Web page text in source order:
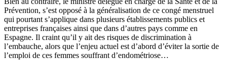
Prévention, s’est opposé à la généralisation de ce congé menstruel
qui pourtant s’applique dans plusieurs établissements publics et
entreprises françaises ainsi que dans d’autres pays comme en
Espagne. Il craint qu’il y ait des risques de discrimination à
l’embauche, alors que l’enjeu actuel est d’abord d’éviter la sortie de
l’emploi de ces femmes souffrant d’endométriose…